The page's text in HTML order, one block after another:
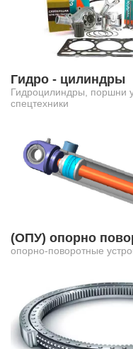
Гидро - цилиндры
Гидроцилиндры, поршни
спецтехники
(ОПУ) опорно
опорно-поворотные